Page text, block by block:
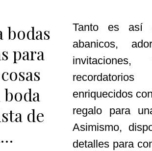
bodas
para
de
Tanto es así
abanicos,
enriquecidos
regalo para
Asimismo,
detalles para